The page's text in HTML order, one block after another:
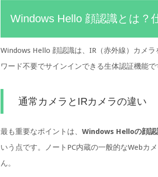
Windows Hello 顔認識とは？
Windows Hello 顔認識は、IR（赤外線）カメ
ワード不要でサインインできる生体認証機能で
通常カメラとIRカメラの違い
最も重要なポイントは、 Windows Helloの顔認
いう点です。ノートPC内蔵の一般的なWebカ
ん。